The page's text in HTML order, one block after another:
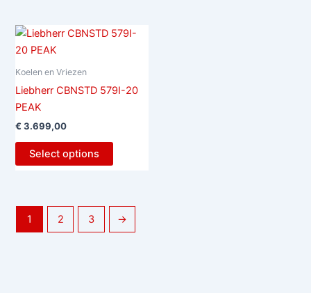
Koelen en Vriezen
Liebherr CBNSTD 579I-20
PEAK
€ 3.699,00
Select options
1 2 3 →